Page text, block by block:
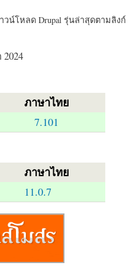
วน์โหลด Drupal รุ่นล่าสุดตามลิงก์
ภาษาไทย
7.101
ภาษาไทย
11.0.7